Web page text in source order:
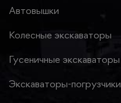
Автовышки
Колесные экскаваторы
Гусеничные экскаваторы
Экскаваторы-погрузчики